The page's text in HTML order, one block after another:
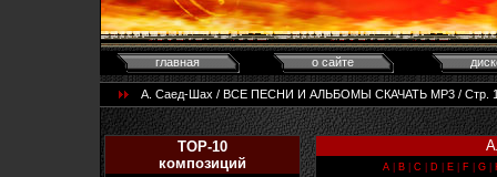
главная о сайте
А. Саед-Шах / ВСЕ ПЕСНИ И АЛЬБОМЫ СКАЧАТЬ MP3 / Стр. 1
TOP-10
композиций
A B C D E F G